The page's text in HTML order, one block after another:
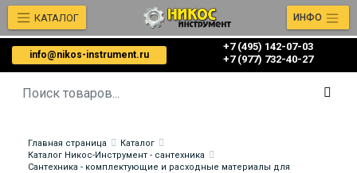
info@nikos-instrument.ru
+7 (495) 142-07-03
‎‎+7 (977) 732-40-27
КАТАЛОГ ИНФО
Главная страница
Каталог
Каталог Никос-Инструмент - сантехника
Сантехника - комплектующие и расходные материалы для